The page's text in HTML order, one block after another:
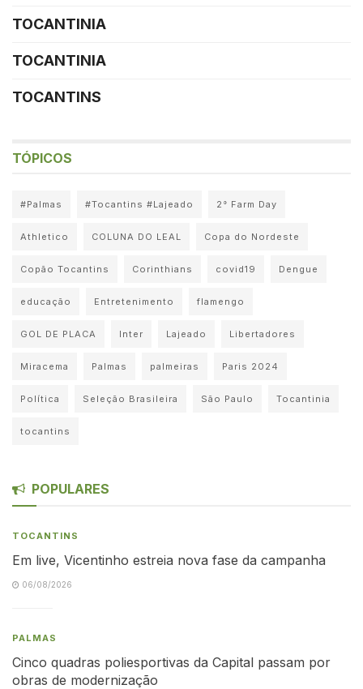
TOCANTINIA
TOCANTINIA
TOCANTINS
TÓPICOS
#Palmas #Tocantins #Lajeado 2° Farm Day
Athletico COLUNA DO LEAL Copa do Nordeste
Copão Tocantins Corinthians covid19 Dengue
educação Entretenimento flamengo
GOL DE PLACA Inter Lajeado Libertadores
Miracema Palmas palmeiras Paris 2024
Política Seleção Brasileira São Paulo Tocantinia
tocantins
POPULARES
TOCANTINS
Em live, Vicentinho estreia nova fase da campanha
06/08/2026
PALMAS
Cinco quadras poliesportivas da Capital passam por
obras de modernização